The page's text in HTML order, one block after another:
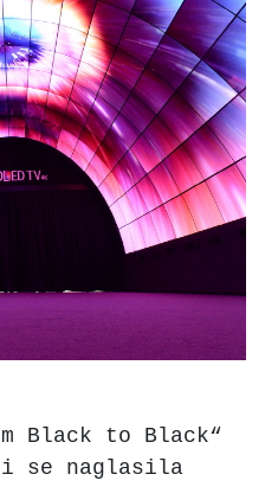
Black to Black“
se naglasila